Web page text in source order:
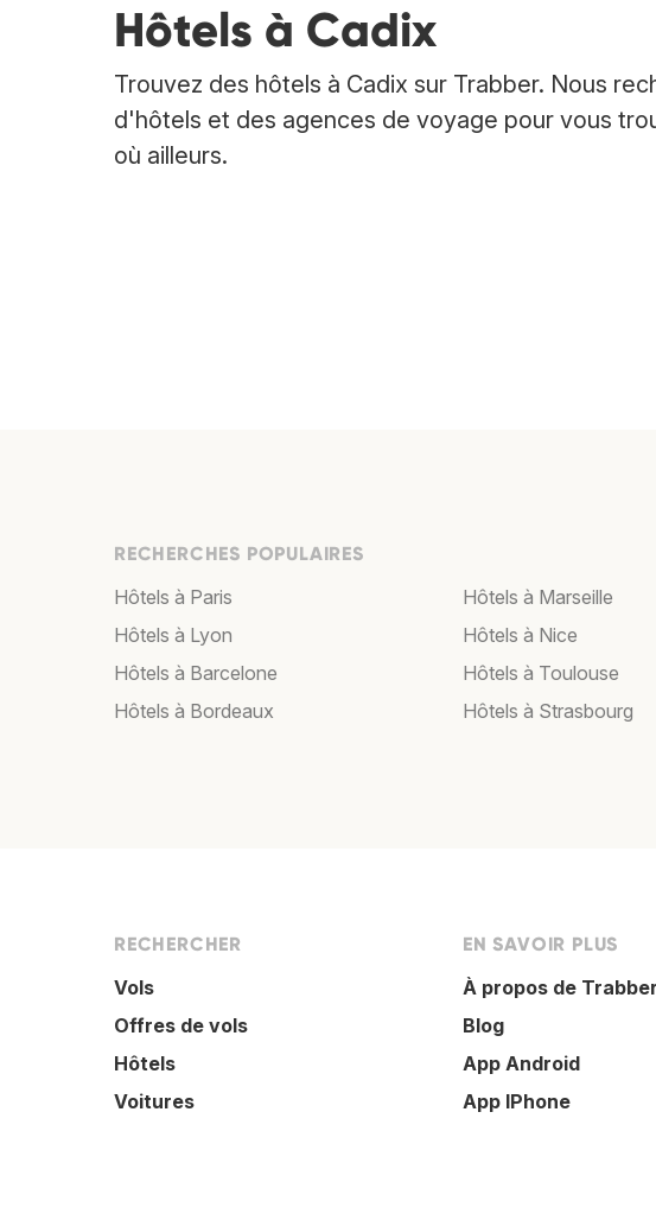
Hôtels à Cadix
Trouvez des hôtels à Cadix sur Trabber. Nous
d'hôtels et des agences de voyage pour vous
où ailleurs.
RECHERCHES POPULAIRES
Hôtels à Paris
Hôtels à Lyon
Hôtels à Barcelone
Hôtels à Bordeaux
Hôtels à Marseille
Hôtels à Nice
Hôtels à Toulouse
Hôtels à Strasbourg
RECHERCHER
Vols
Offres de vols
Hôtels
Voitures
EN SAVOIR PLUS
À propos de Trabber
Blog
App Android
App IPhone